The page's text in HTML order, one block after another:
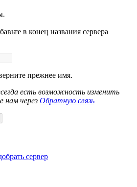
в конец названия сервера
прежнее имя.
есть возможность изменить
нам через Обратную связь
сервер